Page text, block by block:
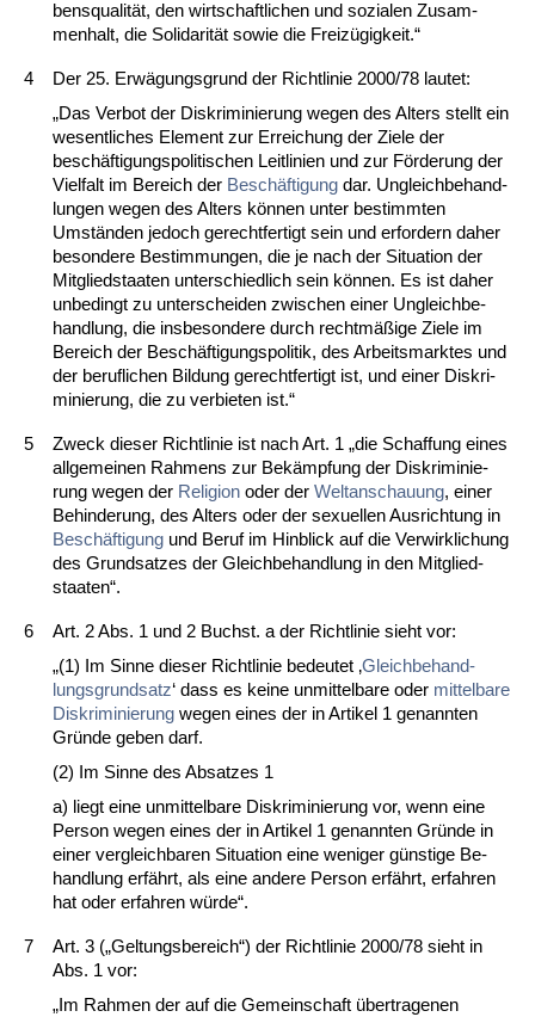
bens­qua­lität, den wirt­schaft­li­chen und so­zia­len Zu­sam­
men­halt, die So­li­da­rität so­wie die Freizügig­keit.“
4
Der 25. Erwägungs­grund der Richt­li­nie 2000/78 lau­tet:
„Das Ver­bot der Dis­kri­mi­nie­rung we­gen des Al­ters stellt ein
we­sent­li­ches Ele­ment zur Er­rei­chung der Zie­le der
beschäfti­gungs­po­li­ti­schen Leit­li­ni­en und zur Förde­rung der
Viel­falt im Be­reich der Beschäfti­gung dar. Un­gleich­be­hand­
lun­gen we­gen des Al­ters können un­ter be­stimm­ten
Umständen je­doch ge­recht­fer­tigt sein und er­for­dern da­her
be­son­de­re Be­stim­mun­gen, die je nach der Si­tua­ti­on der
Mit­glied­staa­ten un­ter­schied­lich sein können. Es ist da­her
un­be­dingt zu un­ter­schei­den zwi­schen ei­ner Un­gleich­be­
hand­lung, die ins­be­son­de­re durch rechtmäßige Zie­le im
Be­reich der Beschäfti­gungs­po­li­tik, des Ar­beits­mark­tes und
der be­ruf­li­chen Bil­dung ge­recht­fer­tigt ist, und ei­ner Dis­kri­
mi­nie­rung, die zu ver­bie­ten ist.“
5
Zweck die­ser Richt­li­nie ist nach Art. 1 „die Schaf­fung ei­nes
all­ge­mei­nen Rah­mens zur Bekämp­fung der Dis­kri­mi­nie­
rung we­gen der Re­li­gi­on oder der Welt­an­schau­ung, ei­ner
Be­hin­de­rung, des Al­ters oder der se­xu­el­len Aus­rich­tung in
Beschäfti­gung und Be­ruf im Hin­blick auf die Ver­wirk­li­chung
des Grund­sat­zes der Gleich­be­hand­lung in den Mit­glied­
staa­ten“.
6
Art. 2 Abs. 1 und 2 Buchst. a der Richt­li­nie sieht vor:
„(1) Im Sin­ne die­ser Richt­li­nie be­deu­tet ‚Gleich­be­hand­
lungs­grund­satz‘ dass es kei­ne un­mit­tel­ba­re oder mit­tel­ba­re
Dis­kri­mi­nie­rung we­gen ei­nes der in Ar­ti­kel 1 ge­nann­ten
Gründe ge­ben darf.
(2) Im Sin­ne des Ab­sat­zes 1
a) liegt ei­ne un­mit­tel­ba­re Dis­kri­mi­nie­rung vor, wenn ei­ne
Per­son we­gen ei­nes der in Ar­ti­kel 1 ge­nann­ten Gründe in
ei­ner ver­gleich­ba­ren Si­tua­ti­on ei­ne we­ni­ger güns­ti­ge Be­
hand­lung erfährt, als ei­ne an­de­re Per­son erfährt, er­fah­ren
hat oder er­fah­ren würde“.
7
Art. 3 („Gel­tungs­be­reich“) der Richt­li­nie 2000/78 sieht in
Abs. 1 vor:
„Im Rah­men der auf die Ge­mein­schaft über­tra­ge­nen